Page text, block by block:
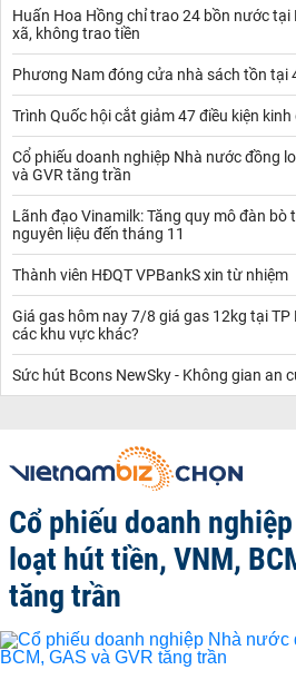
Huấn Hoa Hồng chỉ trao 24 bồn nước tại
xã, không trao tiền
Phương Nam đóng cửa nhà sách tồn tại
Trình Quốc hội cắt giảm 47 điều kiện
Cổ phiếu doanh nghiệp Nhà nước đồng
và GVR tăng trần
Lãnh đạo Vinamilk: Tăng quy mô đàn bò
nguyên liệu đến tháng 11
Thành viên HĐQT VPBankS xin từ nhiệm
Giá gas hôm nay 7/8 giá gas 12kg tại TP
các khu vực khác?
Sức hút Bcons NewSky - Không gian an
Cổ phiếu doanh
loạt hút tiền, VNM,
tăng trần